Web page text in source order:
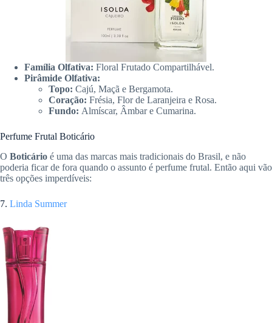
Família Olfativa: Floral Frutado Compartilhável.
Pirâmide Olfativa:
Topo: Cajú, Maçã e Bergamota.
Coração: Frésia, Flor de Laranjeira e Rosa.
Fundo: Almíscar, Âmbar e Cumarina.
Perfume Frutal Boticário
O Boticário é uma das marcas mais tradicionais do Brasil, e não
poderia ficar de fora quando o assunto é perfume frutal. Então aqui vão
três opções imperdíveis:
7. Linda Summer